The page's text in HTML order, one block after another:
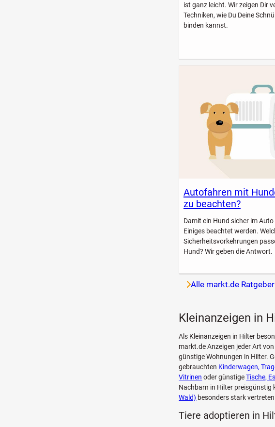
ist ganz leicht. Wir zeigen Dir
Techniken, wie Du Deine
binden kannst.
Autofahren mit
zu beachten?
Damit ein Hund sicher im
Einiges beachtet werden.
Sicherheitsvorkehrungen
Hund? Wir geben die Antwort.
Alle markt.de Ratgeber
Kleinanzeigen in
Als Kleinanzeigen in Hilter
markt.de Anzeigen jeder Art
günstige Wohnungen in Hilter.
gebrauchten Kinderwagen,
Vitrinen oder günstigeTische,
Nachbarn in Hilter preisgünstig
Wald) besonders stark
Tiere adoptieren in